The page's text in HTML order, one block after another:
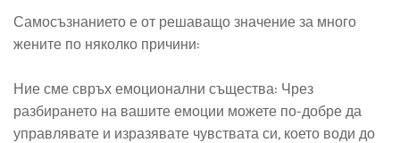
Самосъзнанието е от решаващо значение за много
жените по няколко причини:
Ние сме свръх емоционални същества: Чрез
разбирането на вашите емоции можете по-добре да
управлявате и изразявате чувствата си, което води до